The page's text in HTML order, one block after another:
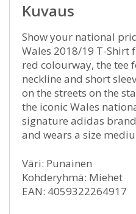
Kuvaus
Show your national
Wales 2018/19 T-Shirt
red colourway, the tee
neckline and short
on the streets on the
the iconic Wales
signature adidas
and wears a size
Väri: Punainen
Kohderyhmä: Miehet
EAN: 4059322264917